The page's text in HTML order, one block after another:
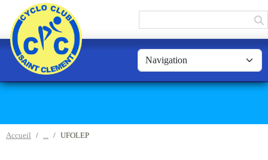
Accueil UFOLEP
Panneau de gestion des cookies